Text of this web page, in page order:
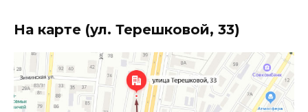
На карте (ул. Терешковой, 33)